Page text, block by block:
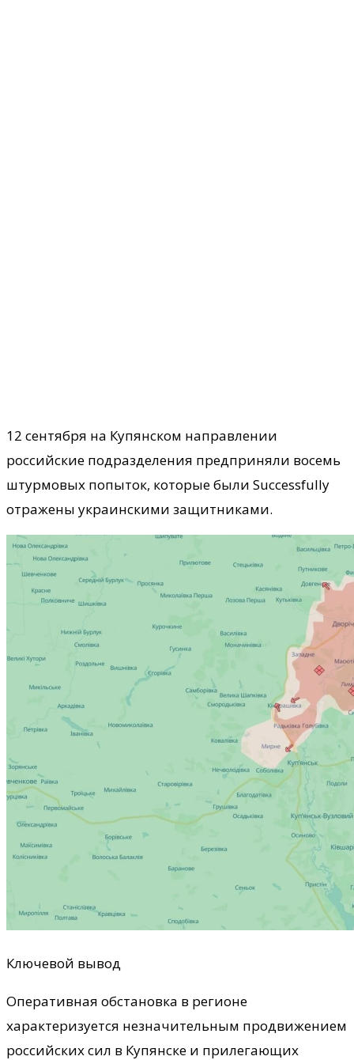
12 сентября на Купянском направлении
российские подразделения предприняли восемь
штурмовых попыток, которые были Successfully
отражены украинскими защитниками.
Ключевой вывод
Оперативная обстановка в регионе
характеризуется незначительным продвижением
российских сил в Купянске и прилегающих